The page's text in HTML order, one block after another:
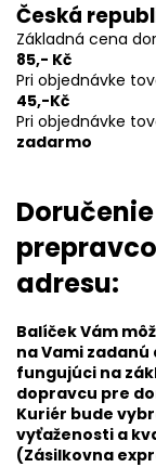
Česká
Základná cena
85,- Kč
Pri objednávke
45,-Kč
Pri objednávke
zadarmo
adresu:
Balíček Vám
na Vami
fungujúci na
dopravcu pre
Kuriér bude
vyťaženosti a
(Zásilkovna